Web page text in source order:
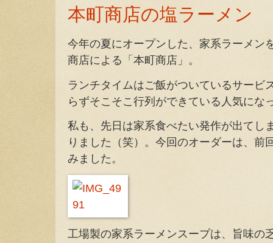
本町商店の塩ラーメン
今年の夏にオープンした、家系ラーメン
商店による「本町商店」。
ランチタイムはご飯がついているサービ
らずそこそこ行列ができている人気にな
私も、先日は家系食べたい発作が出てし
りました（笑）。今回のオーダーは、前
みました。
工場製の家系ラーメンスープは、旨味の